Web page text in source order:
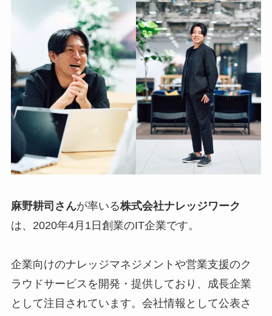
麻野耕司さんが率いる株式会社ナレッジワーク
は、2020年4月1日創業のIT企業です。
企業向けのナレッジマネジメントや営業支援のク
ラウドサービスを開発・提供しており、成長企業
として注目されています。会社情報として公表さ